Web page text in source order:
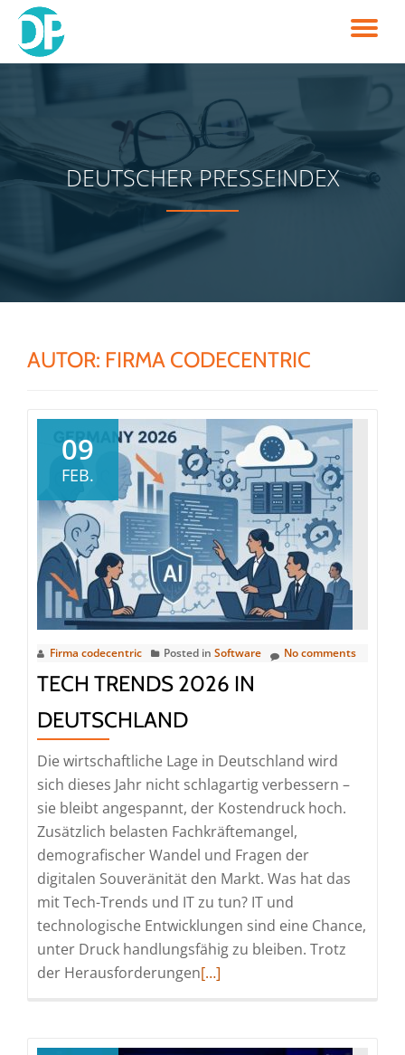
Skip
to
DEUTSCHER PRESSEINDEX
AUTOR: FIRMA CODECENTRIC
09
FEB.
Firma codecentric Posted in Software No comments
TECH TRENDS 2026 IN
DEUTSCHLAND
Die wirtschaftliche Lage in Deutschland wird
sich dieses Jahr nicht schlagartig verbessern –
sie bleibt angespannt, der Kostendruck hoch.
Zusätzlich belasten Fachkräftemangel,
demografischer Wandel und Fragen der
digitalen Souveränität den Markt. Was hat das
mit Tech-Trends und IT zu tun? IT und
technologische Entwicklungen sind eine Chance,
unter Druck handlungsfähig zu bleiben. Trotz
der HerausforderungenRead
[…]